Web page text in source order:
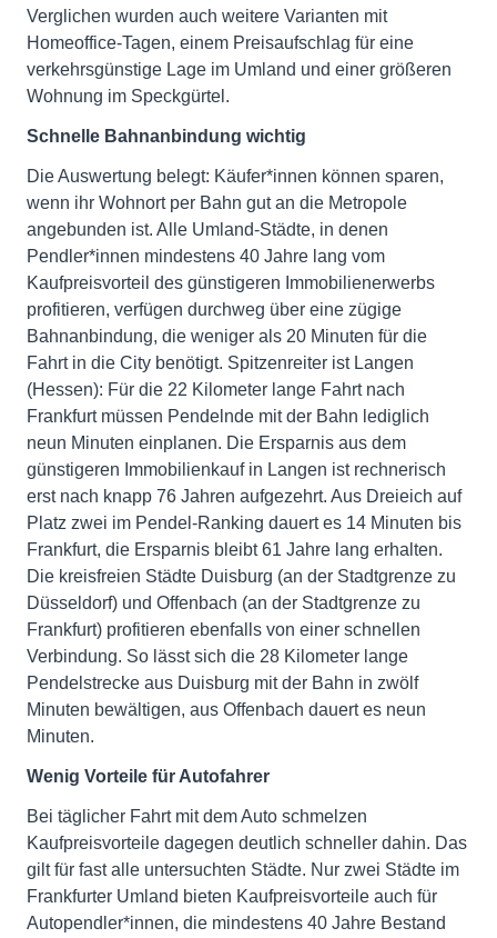
Verglichen wurden auch weitere Varianten mit
Homeoffice-Tagen, einem Preisaufschlag für eine
verkehrsgünstige Lage im Umland und einer größeren
Wohnung im Speckgürtel.
Schnelle Bahnanbindung wichtig
Die Auswertung belegt: Käufer*innen können sparen,
wenn ihr Wohnort per Bahn gut an die Metropole
angebunden ist. Alle Umland-Städte, in denen
Pendler*innen mindestens 40 Jahre lang vom
Kaufpreisvorteil des günstigeren Immobilienerwerbs
profitieren, verfügen durchweg über eine zügige
Bahnanbindung, die weniger als 20 Minuten für die
Fahrt in die City benötigt. Spitzenreiter ist Langen
(Hessen): Für die 22 Kilometer lange Fahrt nach
Frankfurt müssen Pendelnde mit der Bahn lediglich
neun Minuten einplanen. Die Ersparnis aus dem
günstigeren Immobilienkauf in Langen ist rechnerisch
erst nach knapp 76 Jahren aufgezehrt. Aus Dreieich auf
Platz zwei im Pendel-Ranking dauert es 14 Minuten bis
Frankfurt, die Ersparnis bleibt 61 Jahre lang erhalten.
Die kreisfreien Städte Duisburg (an der Stadtgrenze zu
Düsseldorf) und Offenbach (an der Stadtgrenze zu
Frankfurt) profitieren ebenfalls von einer schnellen
Verbindung. So lässt sich die 28 Kilometer lange
Pendelstrecke aus Duisburg mit der Bahn in zwölf
Minuten bewältigen, aus Offenbach dauert es neun
Minuten.
Wenig Vorteile für Autofahrer
Bei täglicher Fahrt mit dem Auto schmelzen
Kaufpreisvorteile dagegen deutlich schneller dahin. Das
gilt für fast alle untersuchten Städte. Nur zwei Städte im
Frankfurter Umland bieten Kaufpreisvorteile auch für
Autopendler*innen, die mindestens 40 Jahre Bestand